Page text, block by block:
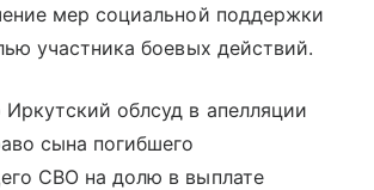
мер социальной поддержки
участника боевых действий.
облсуд в апелляции
сына погибшего
СВО на долю в выплате